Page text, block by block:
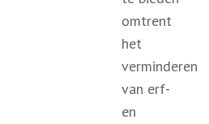
omtrent
het
verminderen
van erf-
en